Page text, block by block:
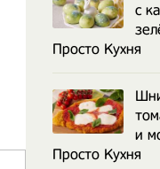
с
Просто Кухня
и
Просто Кухня